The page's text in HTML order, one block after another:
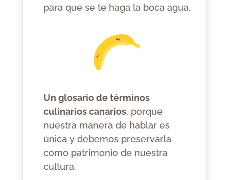
para que se te haga la boca agua.
Un glosario de términos
culinarios canarios, porque
nuestra manera de hablar es
única y debemos preservarla
como patrimonio de nuestra
cultura.